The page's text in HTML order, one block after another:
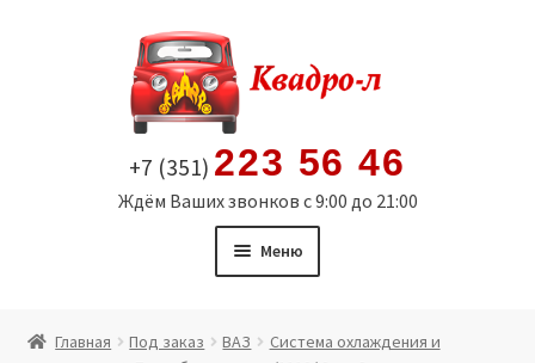
содержимому
+7 (351) 223 56 46
Ждём Ваших звонков с 9:00 до 21:00
Меню
Главная Под заказ ВАЗ
Система охлаждения и